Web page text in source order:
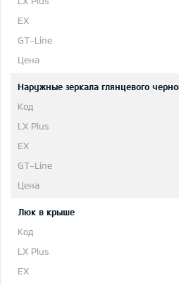
Наружные зеркала глянцевого
Люк в крыше